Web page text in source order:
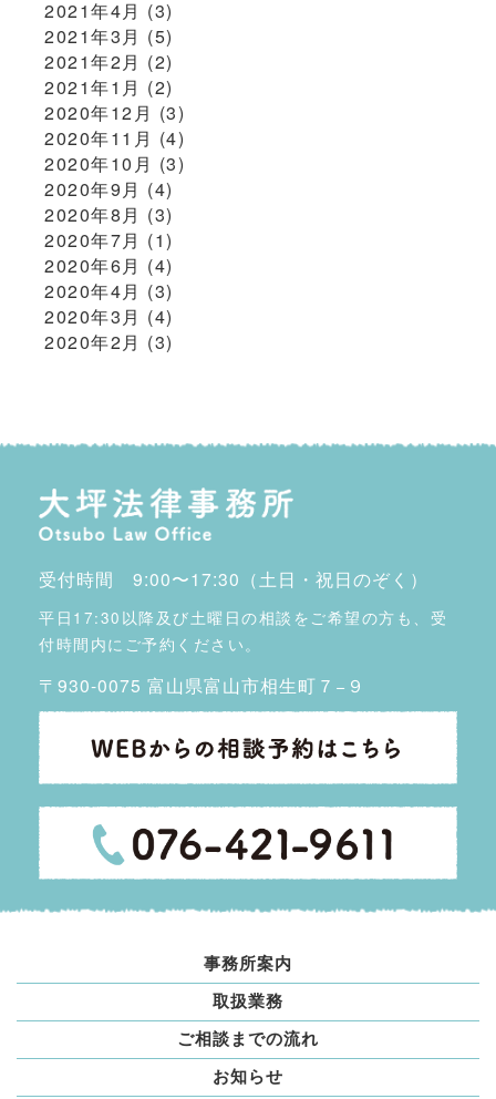
2021年4月 (3)
2021年3月 (5)
2021年2月 (2)
2021年1月 (2)
2020年12月 (3)
2020年11月 (4)
2020年10月 (3)
2020年9月 (4)
2020年8月 (3)
2020年7月 (1)
2020年6月 (4)
2020年4月 (3)
2020年3月 (4)
2020年2月 (3)
受付時間 9:00〜17:30（土日・祝日のぞく）
平日17:30以降及び土曜日の相談をご希望の方も、受
付時間内にご予約ください。
〒930-0075 富山県富山市相生町７−９
事務所案内
取扱業務
ご相談までの流れ
お知らせ